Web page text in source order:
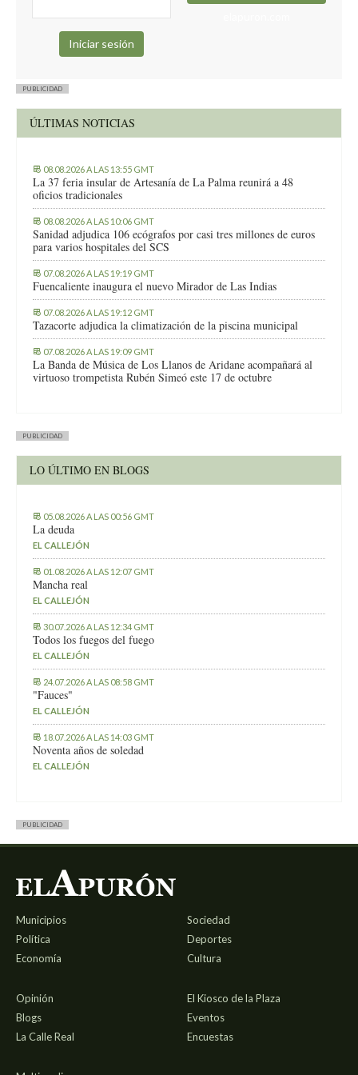
→ No sólo hay derechos igualitarios entre mujeres y hombres
del sector primario, sino que ganaderas como Brenda han sido
“Voluntad política para acabar con los asesinatos machistas…”
→ A ojos de la Justicia, la mujer es defendida como
lamentablemente (pero no engañen).
“Paridad en todos los espacios de participación y de decisión…”
BULO
→ Hay muchísimas mujeres en cargos públicos que toman
decisiones.
PUBLICIDAD
ÚLTIMAS NOTICIAS
08.08.2026 A LAS 13:55 GMT
La 37 feria insular de Artesanía de La Palma reunirá a 48
oficios tradicionales
08.08.2026 A LAS 10:06 GMT
Sanidad adjudica 106 ecógrafos por casi tres millones de euros
para varios hospitales del SCS
07.08.2026 A LAS 19:19 GMT
Fuencaliente inaugura el nuevo Mirador de Las Indias
07.08.2026 A LAS 19:12 GMT
Tazacorte adjudica la climatización de la piscina municipal
07.08.2026 A LAS 19:09 GMT
La Banda de Música de Los Llanos de Aridane acompañará al
virtuoso trompetista Rubén Simeó este 17 de octubre
PUBLICIDAD
LO ÚLTIMO EN BLOGS
05.08.2026 A LAS 00:56 GMT
La deuda
EL CALLEJÓN
01.08.2026 A LAS 12:07 GMT
Mancha real
EL CALLEJÓN
30.07.2026 A LAS 12:34 GMT
Todos los fuegos del fuego
EL CALLEJÓN
24.07.2026 A LAS 08:58 GMT
"Fauces"
EL CALLEJÓN
18.07.2026 A LAS 14:03 GMT
Noventa años de soledad
EL CALLEJÓN
PUBLICIDAD
Municipios
Política
Economía
Sociedad
Deportes
Cultura
Opinión
Blogs
La Calle Real
El Kiosco de la Plaza
Eventos
Encuestas